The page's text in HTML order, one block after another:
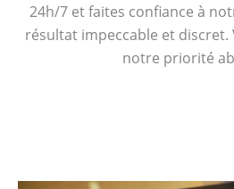
24h/7 et faites confiance à
résultat impeccable et
notre priorité